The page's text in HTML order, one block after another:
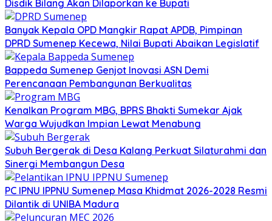
Disdik Bilang Akan Dilaporkan ke Bupati
Banyak Kepala OPD Mangkir Rapat APDB, Pimpinan
DPRD Sumenep Kecewa, Nilai Bupati Abaikan Legislatif
Bappeda Sumenep Genjot Inovasi ASN Demi
Perencanaan Pembangunan Berkualitas
Kenalkan Program MBG, BPRS Bhakti Sumekar Ajak
Warga Wujudkan Impian Lewat Menabung
Subuh Bergerak di Desa Kalang Perkuat Silaturahmi dan
Sinergi Membangun Desa
PC IPNU IPPNU Sumenep Masa Khidmat 2026-2028 Resmi
Dilantik di UNIBA Madura